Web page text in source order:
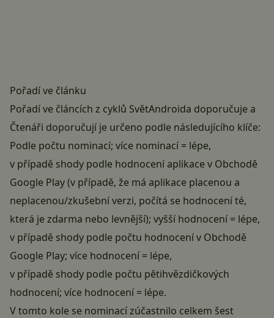
Pořadí ve článku
Pořadí ve článcích z cyklů SvětAndroida doporučujea
Čtenáři doporučují je určeno podle následujícího klíče:
Podle počtu nominací; více nominací = lépe,
v případě shody podle hodnocení aplikace v Obchodě
Google Play (v případě, že má aplikace placenou a
neplacenou/zkušební verzi, počítá se hodnocení té,
která je zdarma nebo levnější); vyšší hodnocení = lépe,
v případě shody podle počtu hodnocení v Obchodě
Google Play; více hodnocení = lépe,
v případě shody podle počtu pětihvězdičkových
hodnocení; více hodnocení = lépe.
V tomto kole se nominací zúčastnilo celkem šest